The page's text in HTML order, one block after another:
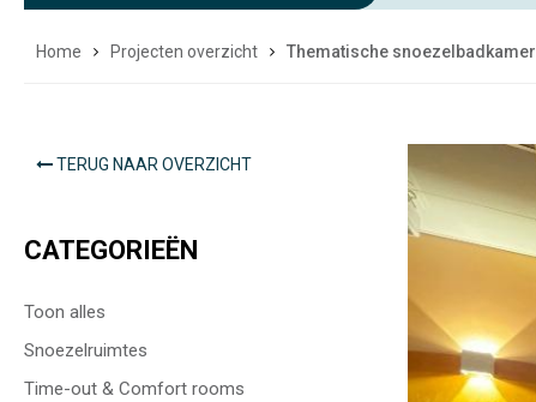
Soft play
Home Projecten overzicht Thematische
TERUG NAAR OVERZICHT
CATEGORIEËN
Toon alles
Snoezelruimtes
Time-out & Comfort rooms